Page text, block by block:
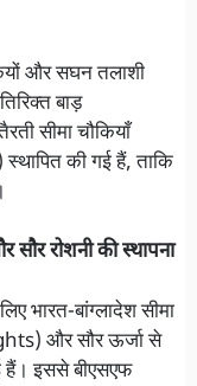
और सघन तलाशी
बाड़
सीमा चौकियाँ
की गई हैं, ताकि
रोशनी की स्थापना
भारत-बांग्लादेश सीमा
और सौर ऊर्जा से
हैं। इससे बीएसएफ